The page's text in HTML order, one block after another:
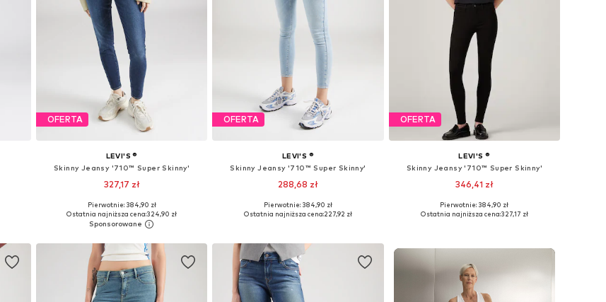
OFERTA
LEVI'S ®
Skinny Jeansy '710™ Super Skinny'
327,17 zł
+2
Dostępne w różnych rozmiarach
Dodaj do koszyka
Pierwotnie: 384,90 zł
Ostatnia najniższa cena:324,90 zł
OFERTA
LEVI'S ®
Skinny Jeansy '710™ Super Skinny'
288,68 zł
+2
Dostępne w różnych rozmiarach
Pierwotnie: 384,90 zł
Ostatnia najniższa cena:227,92 zł
OFERTA
LEVI'S ®
Skinny Jeansy '710™ Super Skinny'
346,41 zł
Dostępne w różnych rozmiarach
Pierwotnie: 384,90 zł
Ostatnia najniższa cena:327,17 zł